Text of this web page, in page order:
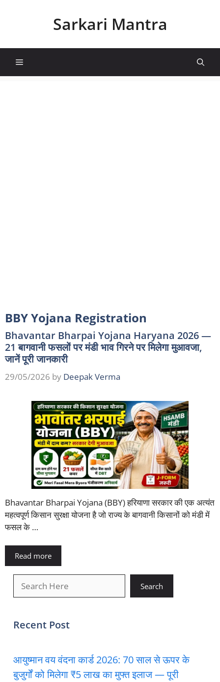
Sarkari Mantra
Menu
BBY Yojana Registration
Bhavantar Bharpai Yojana Haryana 2026 —
21 बागवानी फसलों पर मंडी भाव गिरने पर मिलेगा मुआवजा,
जानें पूरी जानकारी
29/05/2026 by Deepak Verma
Bhavantar Bharpai Yojana (BBY) हरियाणा सरकार की एक अत्यंत
महत्वपूर्ण किसान सुरक्षा योजना है जो राज्य के बागवानी किसानों को मंडी में
फसल के …
Read more
Search
Recent Post
आयुष्मान वय वंदना कार्ड 2026: 70 साल से ऊपर के
बुजुर्गों को मिलेगा ₹5 लाख का मुफ्त इलाज — पूरी